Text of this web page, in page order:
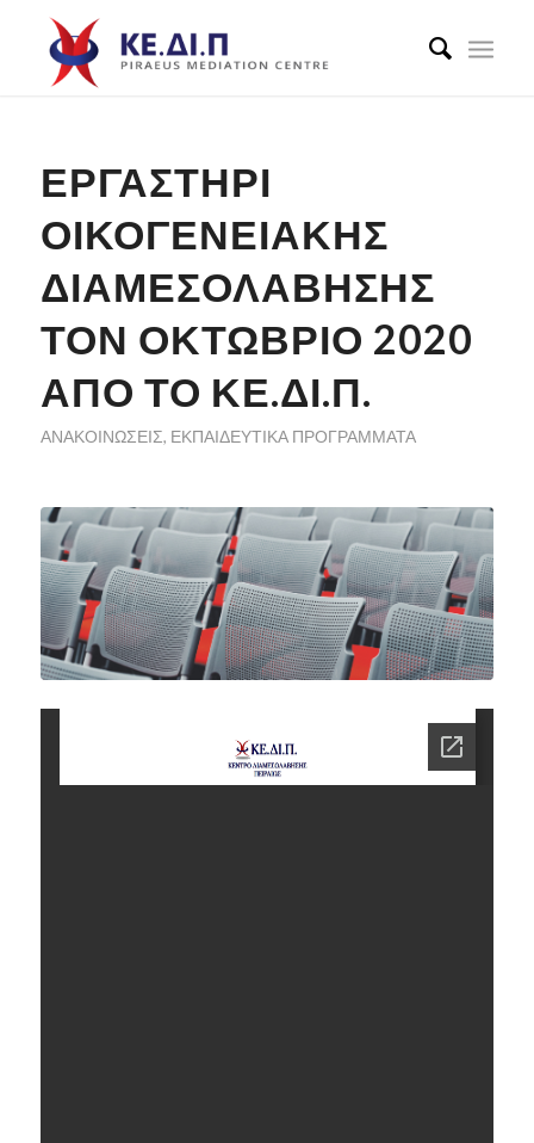
ΕΡΓΑΣΤΗΡΙ
ΟΙΚΟΓΕΝΕΙΑΚΉΣ
ΔΙΑΜΕΣΟΛΑΒΗΣΗΣ
ΤΟΝ ΟΚΤΩΒΡΙΟ 2020
ΑΠΌ ΤΟ ΚΕ.ΔΙ.Π.
ΑΝΑΚΟΙΝΏΣΕΙΣ, ΕΚΠΑΙΔΕΥΤΙΚΆ ΠΡΟΓΡΆΜΜΑΤΑ